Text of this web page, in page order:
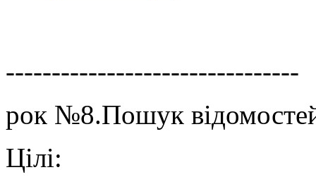
--------------------------------
рок №8.Пошук
Цілі: